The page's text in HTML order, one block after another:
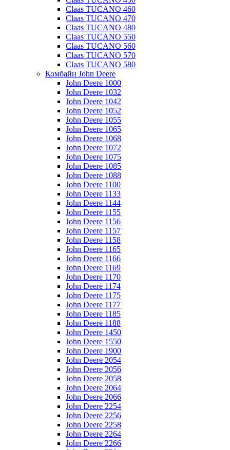
Claas TUCANO 460
Claas TUCANO 470
Claas TUCANO 480
Claas TUCANO 550
Claas TUCANO 560
Claas TUCANO 570
Claas TUCANO 580
Комбайн John Deere
John Deere 1000
John Deere 1032
John Deere 1042
John Deere 1052
John Deere 1055
John Deere 1065
John Deere 1068
John Deere 1072
John Deere 1075
John Deere 1085
John Deere 1088
John Deere 1100
John Deere 1133
John Deere 1144
John Deere 1155
John Deere 1156
John Deere 1157
John Deere 1158
John Deere 1165
John Deere 1166
John Deere 1169
John Deere 1170
John Deere 1174
John Deere 1175
John Deere 1177
John Deere 1185
John Deere 1188
John Deere 1450
John Deere 1550
John Deere 1900
John Deere 2054
John Deere 2056
John Deere 2058
John Deere 2064
John Deere 2066
John Deere 2254
John Deere 2256
John Deere 2258
John Deere 2264
John Deere 2266